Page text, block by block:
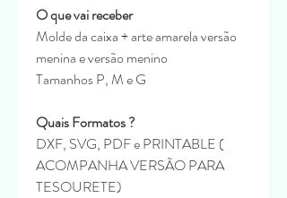
O que vai receber
Molde da caixa + arte amarela versão
menina e versão menino
Tamanhos P, M e G
Quais Formatos ?
DXF, SVG, PDF e PRINTABLE (
ACOMPANHA VERSÃO PARA
TESOURETE)